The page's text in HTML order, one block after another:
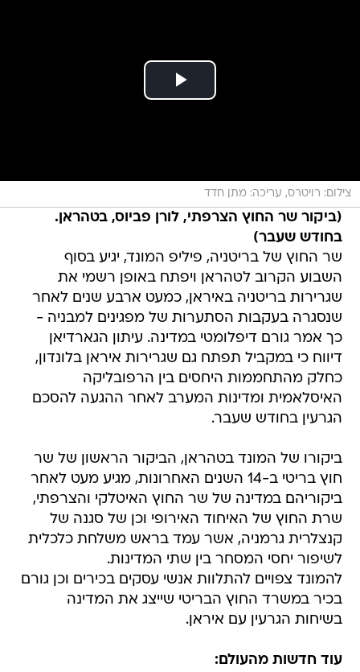
צילום: רויטרס, עריכה: מתן חדד
(ביקור שר החוץ הצרפתי, לורן פביוס, בטהראן.
בחודש שעבר)
שר החוץ של בריטניה, פיליפ המונד, יגיע בסוף
השבוע הקרוב לטהראן ויפתח באופן רשמי את
שגרירות בריטניה באיראן, כמעט ארבע שנים לאחר
שנסגרה בעקבות הסתערות של מפגינים למבניה -
כך אמר גורם דיפלומטי במדינה. עיתון הגארדיאן
דיווח כי במקביל תפתח גם שגרירות איראן בלונדון,
כחלק מהתחממות היחסים בין הרפובליקה
האיסלאמית ומדינות המערב לאחר ההגעה להסכם
הגרעין בחודש שעבר.
ביקורו של המונד בטהראן, הביקור הראשון של שר
חוץ בריטי ב-14 השנים האחרונות, מגיע מעט לאחר
ביקוריהם במדינה של שר החוץ האיטלקי והצרפתי,
שרת החוץ של האיחוד האירופי וכן של סגנה של
קנצלרית גרמניה, אשר עמד בראש משלחת כלכלית
לשיפור יחסי המסחר בין שתי המדינות.
להמונד צפויים להתלוות אנשי עסקים בכירים וכן גורם
בכיר במשרד החוץ הבריטי שייצג את המדינה
בשיחות הגרעין עם איראן.
עוד חדשות מהעולם: